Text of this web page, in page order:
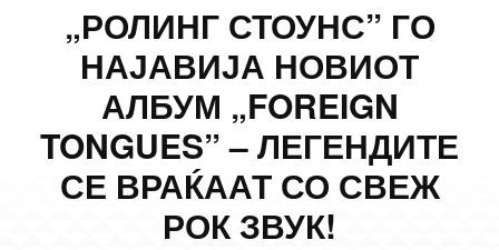
„РОЛИНГ СТОУНС” ГО
НАЈАВИЈА НОВИОТ
АЛБУМ „FOREIGN
TONGUES” – ЛЕГЕНДИТЕ
СЕ ВРАЌААТ СО СВЕЖ
РОК ЗВУК!